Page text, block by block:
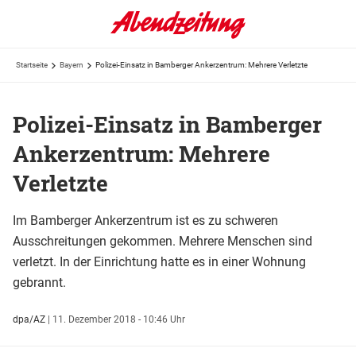
Startseite Bayern Polizei-Einsatz in Bamberger Ankerzentrum: Mehrere Verletzte
Polizei-Einsatz in Bamberger
Ankerzentrum: Mehrere
Verletzte
Im Bamberger Ankerzentrum ist es zu schweren
Ausschreitungen gekommen. Mehrere Menschen sind
verletzt. In der Einrichtung hatte es in einer Wohnung
gebrannt.
dpa/AZ | 11. Dezember 2018 - 10:46 Uhr